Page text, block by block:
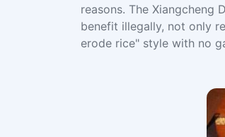
reasons. The
benefit illegally, not only
erode rice" style with no